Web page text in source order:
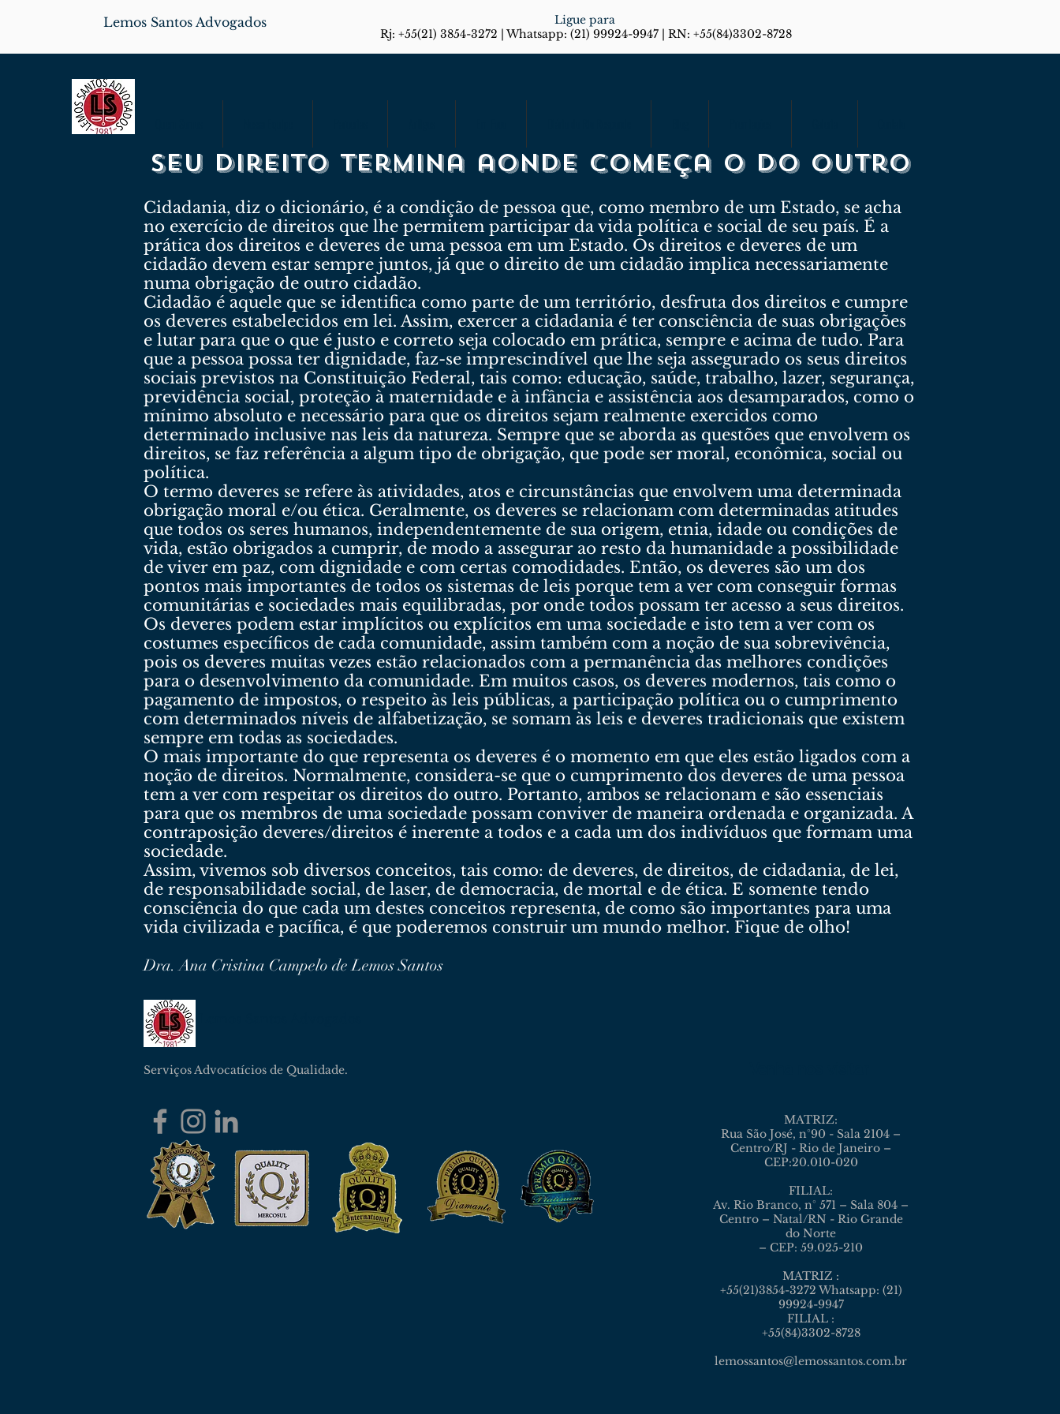
Ligue para
Rj: +55(21) 3854-3272 | Whatsapp: (21) 99924-9947 | RN: +55(84)3302-8728
Lemos Santos Advogados
Seu direito termina aonde começa o do outro
Cidadania, diz o dicionário, é a condição de pessoa que, como membro de um Estado, se acha
no exercício de direitos que lhe permitem participar da vida política e social de seu país. É a
prática dos direitos e deveres de uma pessoa em um Estado. Os direitos e deveres de um
cidadão devem estar sempre juntos, já que o direito de um cidadão implica necessariamente
numa obrigação de outro cidadão.
Cidadão é aquele que se identifica como parte de um território, desfruta dos direitos e cumpre
os deveres estabelecidos em lei. Assim, exercer a cidadania é ter consciência de suas obrigações
e lutar para que o que é justo e correto seja colocado em prática, sempre e acima de tudo. Para
que a pessoa possa ter dignidade, faz-se imprescindível que lhe seja assegurado os seus direitos
sociais previstos na Constituição Federal, tais como: educação, saúde, trabalho, lazer, segurança,
previdência social, proteção à maternidade e à infância e assistência aos desamparados, como o
mínimo absoluto e necessário para que os direitos sejam realmente exercidos como
determinado inclusive nas leis da natureza. Sempre que se aborda as questões que envolvem os
direitos, se faz referência a algum tipo de obrigação, que pode ser moral, econômica, social ou
política.
O termo deveres se refere às atividades, atos e circunstâncias que envolvem uma determinada
obrigação moral e/ou ética. Geralmente, os deveres se relacionam com determinadas atitudes
que todos os seres humanos, independentemente de sua origem, etnia, idade ou condições de
vida, estão obrigados a cumprir, de modo a assegurar ao resto da humanidade a possibilidade
de viver em paz, com dignidade e com certas comodidades. Então, os deveres são um dos
pontos mais importantes de todos os sistemas de leis porque tem a ver com conseguir formas
comunitárias e sociedades mais equilibradas, por onde todos possam ter acesso a seus direitos.
Os deveres podem estar implícitos ou explícitos em uma sociedade e isto tem a ver com os
costumes específicos de cada comunidade, assim também com a noção de sua sobrevivência,
pois os deveres muitas vezes estão relacionados com a permanência das melhores condições
para o desenvolvimento da comunidade. Em muitos casos, os deveres modernos, tais como o
pagamento de impostos, o respeito às leis públicas, a participação política ou o cumprimento
com determinados níveis de alfabetização, se somam às leis e deveres tradicionais que existem
sempre em todas as sociedades.
O mais importante do que representa os deveres é o momento em que eles estão ligados com a
noção de direitos. Normalmente, considera-se que o cumprimento dos deveres de uma pessoa
tem a ver com respeitar os direitos do outro. Portanto, ambos se relacionam e são essenciais
para que os membros de uma sociedade possam conviver de maneira ordenada e organizada. A
contraposição deveres/direitos é inerente a todos e a cada um dos indivíduos que formam uma
sociedade.
Assim, vivemos sob diversos conceitos, tais como: de deveres, de direitos, de cidadania, de lei,
de responsabilidade social, de laser, de democracia, de mortal e de ética. E somente tendo
consciência do que cada um destes conceitos representa, de como são importantes para uma
vida civilizada e pacífica, é que poderemos construir um mundo melhor. Fique de olho!
Dra. Ana Cristina Campelo de Lemos Santos
Serviços Advocatícios de Qualidade.
MATRIZ:
Rua São José, n°90 - Sala 2104 –
Centro/RJ - Rio de Janeiro –
CEP:20.010-020
FILIAL:
Av. Rio Branco, n° 571 – Sala 804 –
Centro – Natal/RN - Rio Grande
do Norte
– CEP: 59.025-210
MATRIZ :
+55(21)3854-3272 Whatsapp: (21)
99924-9947
FILIAL :
+55(84)3302-8728
lemossantos@lemossantos.com.br